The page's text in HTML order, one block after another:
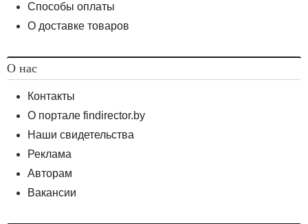
Способы оплаты
О доставке товаров
О нас
Контакты
О портале findirector.by
Наши свидетельства
Реклама
Авторам
Вакансии